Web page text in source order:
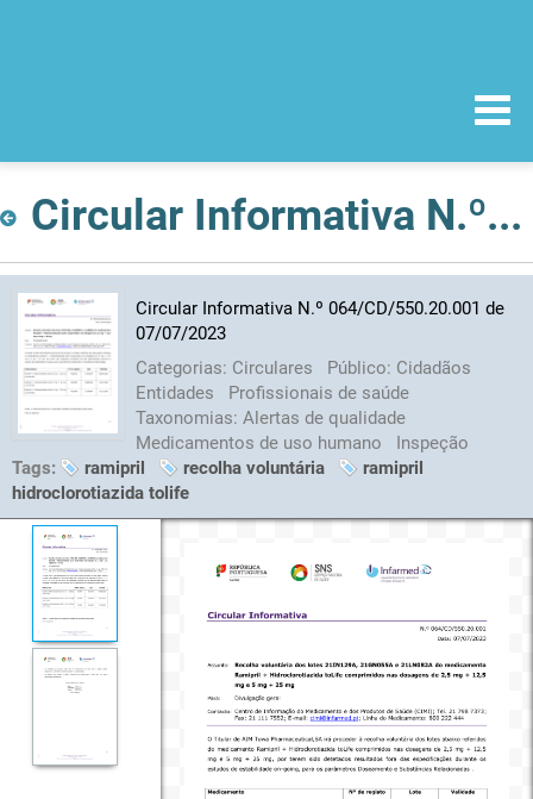
Circular Informativa N.º 064/CD/550.20.001 de 07/07/2023
Circular Informativa N.º 064/CD/550.20.001 de
07/07/2023
Categorias: Circulares Público: Cidadãos
Entidades
Profissionais de saúde
Taxonomias: Alertas de qualidade
Medicamentos de uso humano
Inspeção
Tags:
ramipril recolha voluntária
ramipril
hidroclorotiazida tolife